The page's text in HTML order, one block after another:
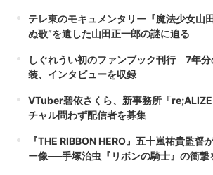
テレ東のモキュメンタリー『魔法少女山
ぬ歌”を遺した山田正一郎の謎に迫る
しぐれうい初のファンブック刊行 7年分
装、インタビューを収録
VTuber碧依さくら、新事務所「
チャル問わず配信者を募集
『THE RIBBON HERO』五十嵐祐貴監督
ー像──手塚治虫『リボンの騎士』の衝撃